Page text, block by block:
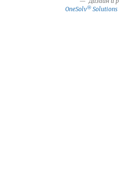
OneSolv® Solutions